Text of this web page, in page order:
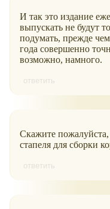
И так это издание
выпускать не будут
подумать, прежде
года совершенно
возможно, намного.
ответить
Скажите
стапеля для сборки
ответить